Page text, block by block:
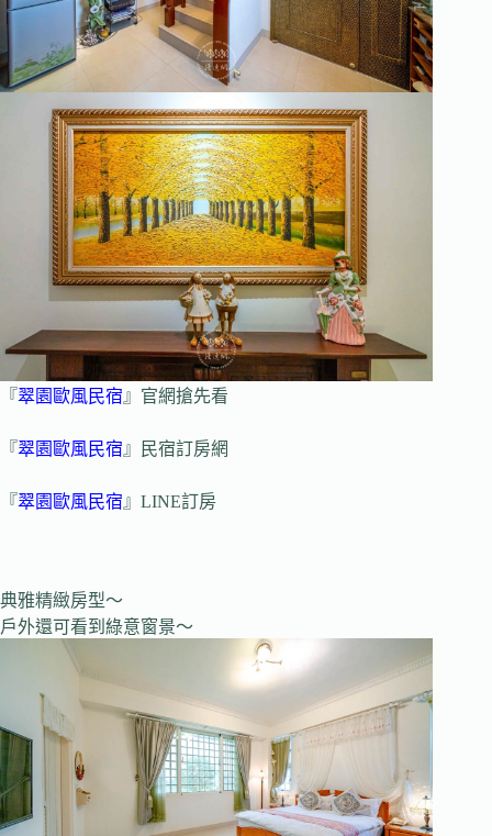
『翠園歐風民宿 』官網搶先看
『翠園歐風民宿 』民宿訂房網
『翠園歐風民宿 』LINE訂房
典雅精緻房型～
戶外還可看到綠意窗景～